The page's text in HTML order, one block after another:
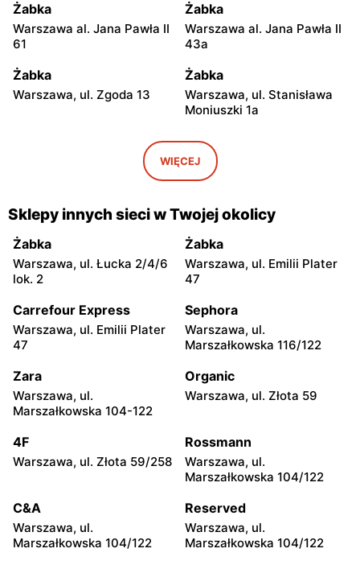
Żabka
Warszawa al. Jana Pawła II
61
Żabka
Warszawa al. Jana Pawła II
43a
Żabka
Warszawa, ul. Zgoda 13
Żabka
Warszawa, ul. Stanisława
Moniuszki 1a
Świętokrzyska 0 Stacja
Żabka
Warszawa, ul. Grzybowska
5
Żabka
Łódź, ul. Żurawia 14
Żabka
Warszawa, ul. Żurawia 18
Żabka Żabka
104
Żabka
2
Żabka
Żabka
Chałubińskiego 8
Żabka
Żabka
4
Żabka
Żabka Żabka
WIĘCEJ
Sklepy innych sieci w Twojej okolicy
Żabka
Warszawa, ul. Łucka 2/4/6
lok. 2
Żabka
Warszawa, ul. Emilii Plater
47
Carrefour Express
Warszawa, ul. Emilii Plater
47
Sephora
Warszawa, ul.
Marszałkowska 116/122
Zara
Warszawa, ul.
Marszałkowska 104-122
Organic
Warszawa, ul. Złota 59
4F
Warszawa, ul. Złota 59/258
Rossmann
Warszawa, ul.
Marszałkowska 104/122
C&A
Warszawa, ul.
Marszałkowska 104/122
Reserved
Warszawa, ul.
Marszałkowska 104/122